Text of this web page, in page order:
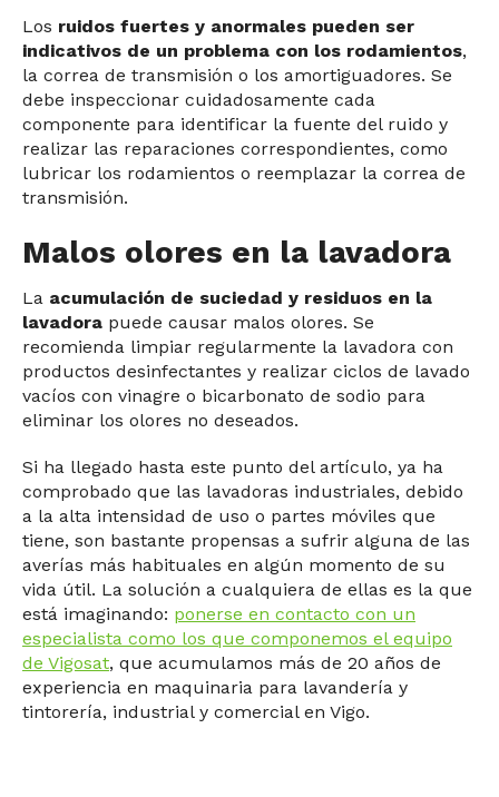
Los ruidos fuertes y anormales pueden ser
indicativos de un problema con los rodamientos,
la correa de transmisión o los amortiguadores. Se
debe inspeccionar cuidadosamente cada
componente para identificar la fuente del ruido y
realizar las reparaciones correspondientes, como
lubricar los rodamientos o reemplazar la correa de
transmisión.
Malos olores en la lavadora
La acumulación de suciedad y residuos en la
lavadora puede causar malos olores. Se
recomienda limpiar regularmente la lavadora con
productos desinfectantes y realizar ciclos de lavado
vacíos con vinagre o bicarbonato de sodio para
eliminar los olores no deseados.
Si ha llegado hasta este punto del artículo, ya ha
comprobado que las lavadoras industriales, debido
a la alta intensidad de uso o partes móviles que
tiene, son bastante propensas a sufrir alguna de las
averías más habituales en algún momento de su
vida útil. La solución a cualquiera de ellas es la que
está imaginando: ponerse en contacto con un
especialista como los que componemos el equipo
de Vigosat, que acumulamos más de 20 años de
experiencia en maquinaria para lavandería y
tintorería, industrial y comercial en Vigo.